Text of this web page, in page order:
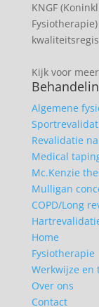
KNGF
Kijk voor
Algemene
Revalidatie
Medical
Mc.Kenzie
Mulligan
COPD/Long
Home
Fysiotherapie
Werkwijze en
Over ons
Contact